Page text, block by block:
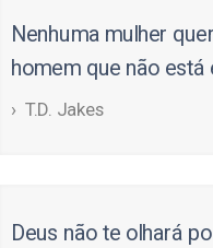
Nenhuma mulher
homem que não
T.D. Jakes
Deus não te olhará